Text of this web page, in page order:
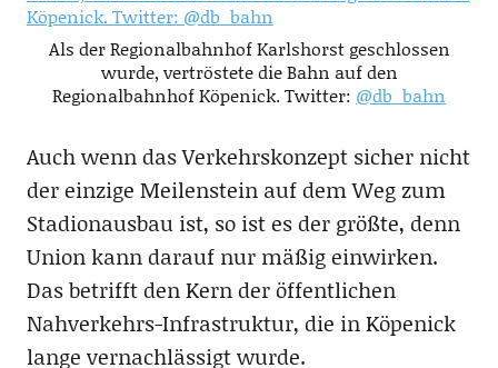
Als der Regionalbahnhof Karlshorst geschlossen
wurde, vertröstete die Bahn auf den
Regionalbahnhof Köpenick. Twitter: @db_bahn
Auch wenn das Verkehrskonzept sicher nicht
der einzige Meilenstein auf dem Weg zum
Stadionausbau ist, so ist es der größte, denn
Union kann darauf nur mäßig einwirken.
Das betrifft den Kern der öffentlichen
Nahverkehrs-Infrastruktur, die in Köpenick
lange vernachlässigt wurde.